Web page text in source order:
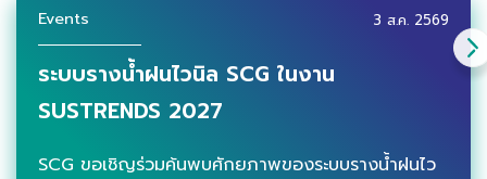
Events 3 ส.ค. 2569
ระบบรางน้ำฝนไวนิล SCG ในงาน
SUSTRENDS 2027
SCG ขอเชิญร่วมค้นพบศักยภาพของระบบรางน้ำฝนไว